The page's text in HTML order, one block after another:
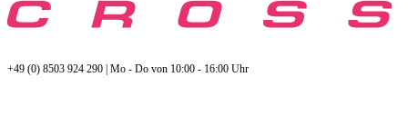
+49 (0) 8503 924 290 | Mo - Do von 10:00 - 16:00 Uhr